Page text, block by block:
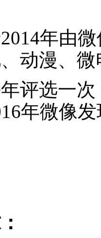
年由
动漫、
评选一
年微像